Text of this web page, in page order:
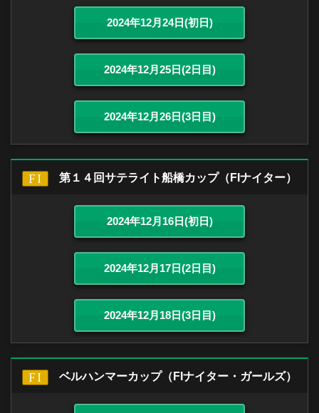
2024年12月24日(初日)
2024年12月25日(2日目)
2024年12月26日(3日目)
第１４回サテライト船橋カップ（FIナイター）
2024年12月16日(初日)
2024年12月17日(2日目)
2024年12月18日(3日目)
ベルハンマーカップ（FIナイター・ガールズ）